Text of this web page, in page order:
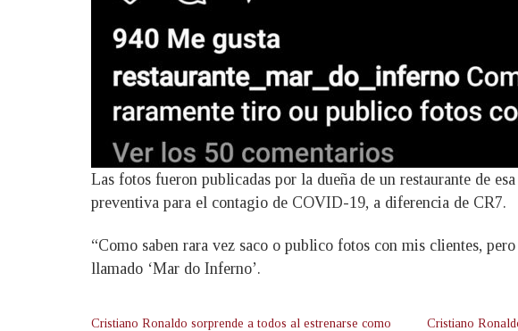
Las fotos fueron publicadas por la dueña de un restaurante de
preventiva para el contagio de COVID-19, a diferencia de CR7.
“Como saben rara vez saco o publico fotos con mis clientes,
llamado ‘Mar do Inferno’.
Cristiano Ronaldo sorprende a todos al estrenarse como
Cristiano